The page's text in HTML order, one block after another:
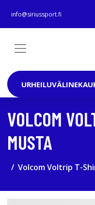
info@siriussport.fi
VOLCOM
MUSTA
Volcom Voltrip T-